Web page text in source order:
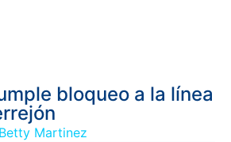
bloqueo a la línea
Betty Martinez